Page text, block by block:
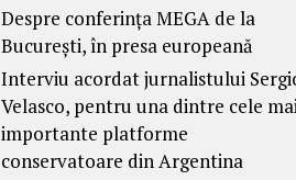
Despre conferința MEGA de la
București, în presa europeană
Interviu acordat jurnalistului
Velasco, pentru una dintre cele
importante platforme
conservatoare din Argentina